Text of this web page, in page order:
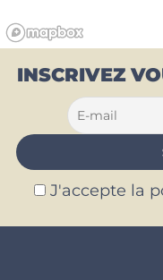
INSCRIVEZ
J'accepte la